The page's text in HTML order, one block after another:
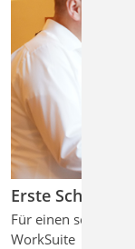
Erste Schritte
Für einen
WorkSuite